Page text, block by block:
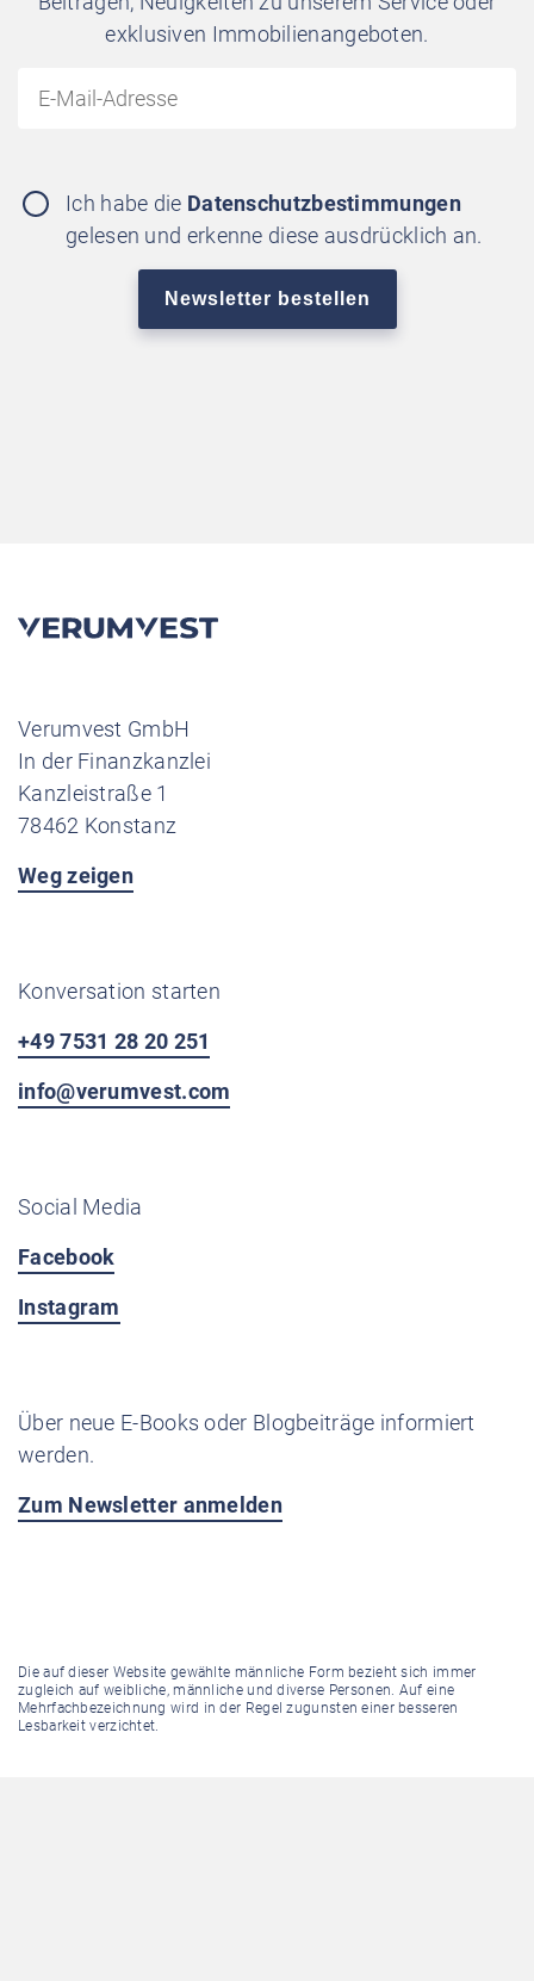
exklusiven Immobilienangeboten.
Ich habe die Datenschutzbestimmungen
gelesen und erkenne diese ausdrücklich an.
Verumvest GmbH
In der Finanzkanzlei
Kanzleistraße 1
78462 Konstanz
Weg zeigen
Konversation starten
+49 7531 28 20 251
info@verumvest.com
Social Media
Facebook
Instagram
Über neue E-Books oder Blogbeiträge informiert
werden.
Zum Newsletter anmelden
Die auf dieser Website gewählte männliche Form bezieht sich immer
zugleich auf weibliche, männliche und diverse Personen. Auf eine
Mehrfachbezeichnung wird in der Regel zugunsten einer besseren
Lesbarkeit verzichtet.